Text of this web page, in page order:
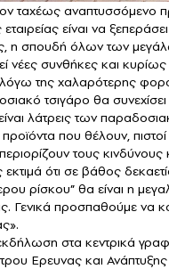
ταχέως αναπτυσσόμενο
είναι να
η σπουδή όλων των
νέες συνθήκες και
της χαλαρότερης
τσιγάρο θα
λάτρεις των
που θέλουν,
τους κινδύνους
εκτιμά ότι σε βάθος
ρίσκου” θα είναι η
Γενικά προσπαθούμε να
στα κεντρικά
Ερευνας και